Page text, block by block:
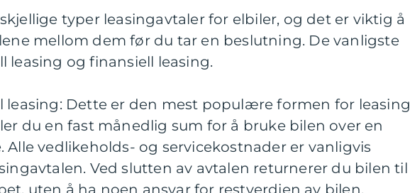
typer leasingavtaler for elbiler, og det er viktig å
mellom dem før du tar en beslutning. De vanligste
leasing og finansiell leasing.
leasing: Dette er den mest populære formen for leasing
du en fast månedlig sum for å bruke bilen over en
Alle vedlikeholds- og servicekostnader er vanligvis
Ved slutten av avtalen returnerer du bilen til